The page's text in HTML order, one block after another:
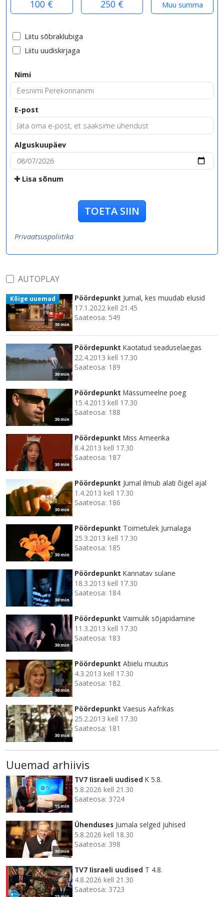
100 € 250 €
Liitu sõbraklubiga
Liitu uudiskirjaga
Nimi
E-post
Alguskuupäev
Lisa sõnum
TOETA SIIN
Privaatsuspoliitika
AUTOPLAY
30 min
Kõige uuemad Pöördepunkt Jumal, kes muudab elusid
17.1.2022 kell 21.45
Saateosa: 549
30 min
Pöördepunkt Kaotatud seaduselaegas
22.4.2013 kell 17.30
Saateosa: 189
30 min
Pöördepunkt Mässumeelne poeg
15.4.2013 kell 17.30
Saateosa: 188
30 min
Pöördepunkt Miss Ameerika
8.4.2013 kell 17.30
Saateosa: 187
30 min
Pöördepunkt Jumal ilmub alati õigel ajal
1.4.2013 kell 17.30
Saateosa: 186
30 min
Pöördepunkt Toimetulek Jumalaga
25.3.2013 kell 17.30
Saateosa: 185
30 min
Pöördepunkt Kannatav sulane
18.3.2013 kell 17.30
Saateosa: 184
30 min
Pöördepunkt Vaimulik sõjapidamine
11.3.2013 kell 17.30
Saateosa: 183
30 min
Pöördepunkt Abielu muutus
4.3.2013 kell 17.30
Saateosa: 182
30 min
Pöördepunkt Vaesus Aafrikas
25.2.2013 kell 17.30
Saateosa: 181
Uuemad arhiivis
15 min
TV7 Iisraeli uudised K 5.8.
5.8.2026 kell 21.30
Saateosa: 3724
30 min
Ühenduses Jumala selged juhised
5.8.2026 kell 18.30
Saateosa: 398
TV7 Iisraeli uudised T 4.8.
4.8.2026 kell 21.30
Saateosa: 3723